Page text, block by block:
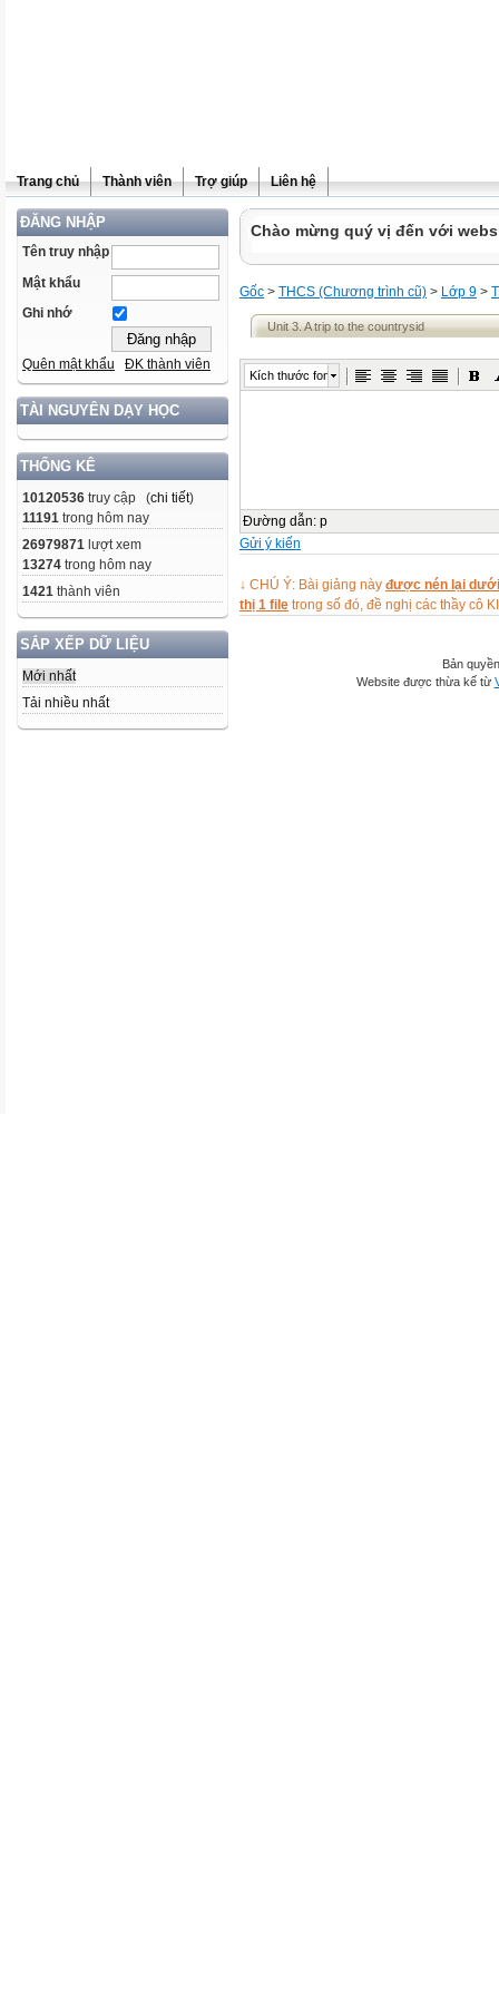
Trang chủ Thành viên Trợ giúp Liên hệ
ĐĂNG NHẬP
Tên truy nhập
Mật khẩu
Ghi nhớ
Quên mật khẩu ĐK thành viên
TÀI NGUYÊN DẠY HỌC
THỐNG KÊ
10120536 truy cập (chi tiết)
11191 trong hôm nay
26979871 lượt xem
13274 trong hôm nay
1421 thành viên
SẮP XẾP DỮ LIỆU
Mới nhất
Tải nhiều nhất
Chào mừng quý vị đến với
Gốc > THCS (Chương trình cũ) > Lớp 9 >
Unit 3. A trip to the countrysid
Kích thước font
Đường dẫn: p
Gửi ý kiến
↓ CHÚ Ý: Bài giảng này được nén lại
thị 1 file trong số đó, đề nghị các thầy cô
Bản
Website được thừa kế từ